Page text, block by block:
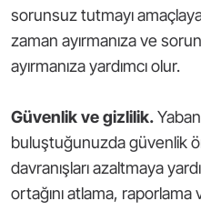
sorunsuz tutmayı
zaman ayırmanıza ve
ayırmanıza yardımcı olur.
Güvenlik ve gizlilik.
buluştuğunuzda güvenlik
davranışları azaltmaya
ortağını atlama,